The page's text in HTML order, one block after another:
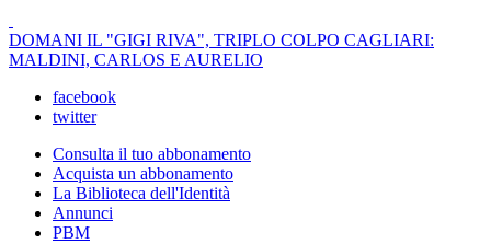
DOMANI IL "GIGI RIVA", TRIPLO COLPO CAGLIARI:
MALDINI, CARLOS E AURELIO
facebook
twitter
Consulta il tuo abbonamento
Acquista un abbonamento
La Biblioteca dell'Identità
Annunci
PBM